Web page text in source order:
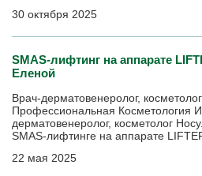
30 октября 2025
SMAS-лифтинг на аппарате
Еленой
Врач-дерматовенеролог,
Профессиональная Косметология
дерматовенеролог, косметолог
SMAS-лифтинге на аппарате
22 мая 2025